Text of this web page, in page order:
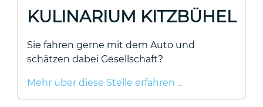
KULINARIUM KITZBÜHEL
Sie fahren gerne mit dem Auto und
schätzen dabei Gesellschaft?
Mehr über diese Stelle erfahren ...